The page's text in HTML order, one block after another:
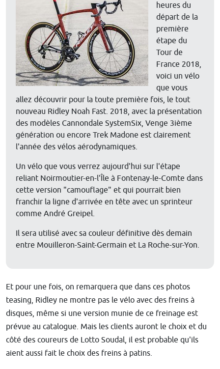
heures du
départ de la
première
étape du
Tour de
France 2018,
voici un vélo
que vous
allez découvrir pour la toute première fois, le tout
nouveau Ridley Noah Fast. 2018, avec la présentation
des modèles Cannondale SystemSix, Venge 3ième
génération ou encore Trek Madone est clairement
l'année des vélos aérodynamiques.
Un vélo que vous verrez aujourd'hui sur l'étape
reliant Noirmoutier-en-l'Île à Fontenay-le-Comte dans
cette version "camouflage" et qui pourrait bien
franchir la ligne d'arrivée en tête avec un sprinteur
comme André Greipel.
Il sera utilisé avec sa couleur définitive dès demain
entre Mouilleron-Saint-Germain et La Roche-sur-Yon.
Et pour une fois, on remarquera que dans ces photos
teasing, Ridley ne montre pas le vélo avec des freins à
disques, même si une version munie de ce freinage est
prévue au catalogue. Mais les clients auront le choix et du
côté des coureurs de Lotto Soudal, il est probable qu'ils
aient aussi fait le choix des freins à patins.